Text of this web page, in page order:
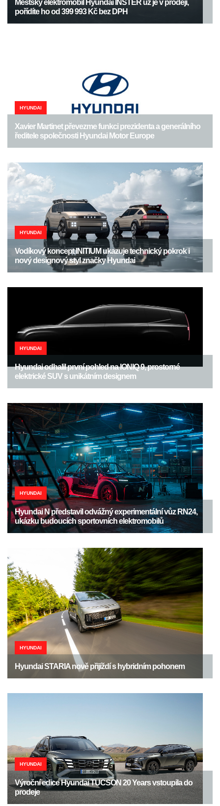
Městský elektromobil Hyundai INSTER už je v prodeji,
pořídíte ho od 399 993 Kč bez DPH
HYUNDAI
Xavier Martinet převezme funkci prezidenta a generálního
ředitele společnosti Hyundai Motor Europe
HYUNDAI
Vodíkový koncept INITIUM ukazuje technický pokrok i
nový designový styl značky Hyundai
HYUNDAI
Hyundai odhalil první pohled na IONIQ 9, prostorné
elektrické SUV s unikátním designem
HYUNDAI
Hyundai N představil odvážný experimentální vůz RN24,
ukázku budoucích sportovních elektromobilů
HYUNDAI
Hyundai STARIA nově přijíždí s hybridním pohonem
HYUNDAI
Výroční edice Hyundai TUCSON 20 Years vstoupila do
prodeje